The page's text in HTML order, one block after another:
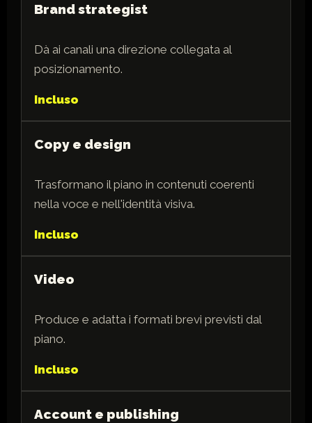
Brand strategist
Dà ai canali una direzione collegata al
posizionamento.
Incluso
Copy e design
Trasformano il piano in contenuti coerenti
nella voce e nell'identità visiva.
Incluso
Video
Produce e adatta i formati brevi previsti dal
piano.
Incluso
Account e publishing